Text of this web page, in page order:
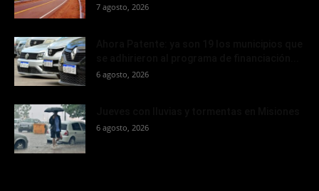
7 agosto, 2026
6 agosto, 2026
6 agosto, 2026